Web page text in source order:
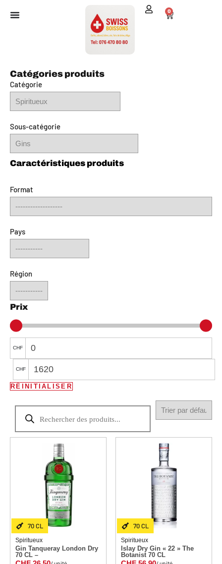
0
Catégories produits
Catégorie
Sous-catégorie
Format
Pays
Région
Prix
CHF
CHF
RÉINITIALISER
70 CL
Spiritueux
Gin Tanqueray London Dry
70 CL –
70 CL
Spiritueux
Islay Dry Gin « 22 » The
Botanist 70 CL